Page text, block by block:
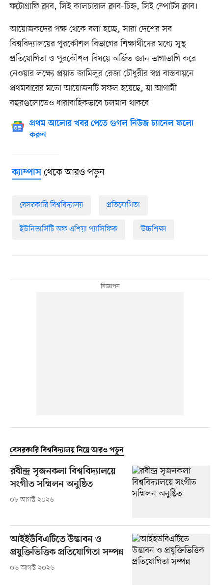
ফটোগ্রাফি ক্লাব, সিই কালচারাল ক্লাব-চিহ্ন, সিই স্পোর্টস ক্লাব।
আয়োজকদের পক্ষ থেকে বলা হচ্ছে, সারা দেশের সব
বিশ্ববিদ্যালয়ের পুরকৌশল বিভাগের শিক্ষার্থীদের মধ্যে সুস্থ
প্রতিযোগিতা ও পুরকৌশল বিষয়ে অর্জিত জ্ঞান ভাগাভাগি করে
নেওয়ার লক্ষ্যে প্রয়াত জামিলুর রেজা চৌধুরীর স্বপ্ন বাস্তবায়নে
প্রথমবারের মতো আয়োজনটি সফল হয়েছে, যা আগামী
বছরগুলোতেও ধারাবাহিকভাবে চলমান থাকবে।
প্রথম আলোর খবর পেতে গুগল নিউজ চ্যানেল ফলো
করুন
ক্যাম্পাসথেকে আরও পড়ুন
বেসরকারি বিশ্ববিদ্যালয় প্রতিযোগিতা
ইউনিভার্সিটি অফ এশিয়া প্যাসিফিক উচ্চশিক্ষা
বেসরকারি বিশ্ববিদ্যালয় নিয়ে আরও পড়ুন
রবীন্দ্র সৃজনকলা বিশ্ববিদ্যালয়ে
সংগীত সম্মিলন অনুষ্ঠিত
০৮ আগস্ট ২০২৬
আইইউবিএটিতে উদ্ভাবন ও
প্রযুক্তিভিত্তিক প্রতিযোগিতা সম্পন্ন
০৬ আগস্ট ২০২৬